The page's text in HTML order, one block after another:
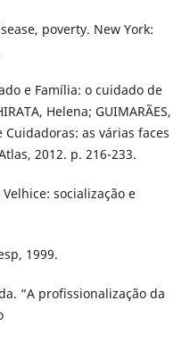
poverty. New York:
e Família: o cuidado de
Helena; GUIMARÃES,
as várias faces
2012. p. 216-233.
Velhice: socialização e
1999.
“A profissionalização da